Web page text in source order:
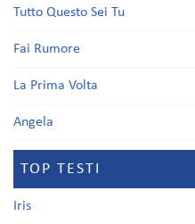
Tutto Questo Sei Tu
Fai Rumore
La Prima Volta
Angela
TOP TESTI
Iris